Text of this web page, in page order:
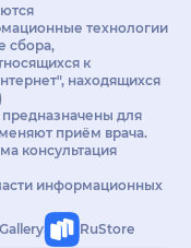
технологии
сбора,
к
находящихся
для
приём врача.
консультация
информационных
RuStore